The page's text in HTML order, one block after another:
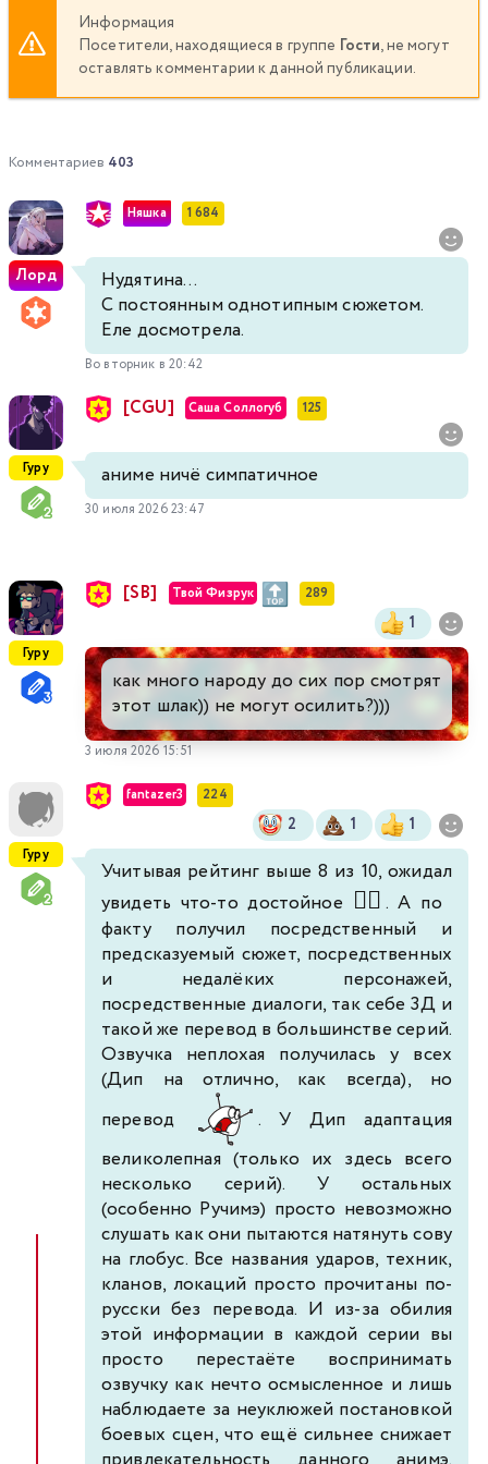
Информация
Посетители, находящиеся в группе Гости, не могут
оставлять комментарии к данной публикации.
Комментариев 403
Лорд
Няшка 1 684
Нудятина...
С постоянным однотипным сюжетом.
Еле досмотрела.
Во вторник в 20:42
Гуру
[CGU] Саша Соллогуб 125
аниме ничё симпатичное
30 июля 2026 23:47
Гуру
[SB] Твой Физрук 289
1
как много народу до сих пор смотрят
этот шлак)) не могут осилить?)))
3 июля 2026 15:51
Гуру
fantazer3 224
2 1 1
Учитывая рейтинг выше 8 из 10, ожидал
увидеть что-то достойное 🤦‍♂️ . А по
факту получил посредственный и
предсказуемый сюжет, посредственных
и недалёких персонажей,
посредственные диалоги, так себе 3Д и
такой же перевод в большинстве серий.
Озвучка неплохая получилась у всех
(Дип на отлично, как всегда), но
перевод
. У Дип адаптация
великолепная (только их здесь всего
несколько серий). У остальных
(особенно Ручимэ) просто невозможно
слушать как они пытаются натянуть сову
на глобус. Все названия ударов, техник,
кланов, локаций просто прочитаны по-
русски без перевода. И из-за обилия
этой информации в каждой серии вы
просто перестаёте воспринимать
озвучку как нечто осмысленное и лишь
наблюдаете за неуклюжей постановкой
боевых сцен, что ещё сильнее снижает